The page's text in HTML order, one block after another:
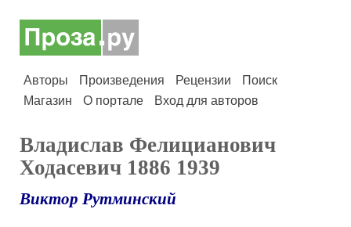
Авторы Произведения Рецензии
Поиск
Магазин
О портале Вход для авторов
Владислав Фелицианович
Ходасевич 1886 1939
Виктор Рутминский